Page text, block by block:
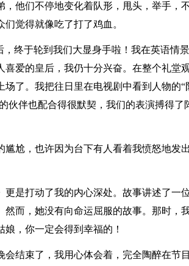
他们不停地变化着队形，甩头，举手，
觉得就像吃了打了鸡血。
，终于轮到我们大显身手啦！我在英语情
喜爱的皇后，我仍十分兴奋。在整个礼堂
了。我把往日里在电视剧中看到人物的“
伙伴也配合得很默契，我们的表演搏得了
尬，也许因为台下有人看着我愤怒地发
更是打动了我的内心深处。故事讲述了一
然而，她没有向命运屈服的故事。那时，
，你一定会得到幸福的！
会结束了，我用心体会着，完全陶醉在节